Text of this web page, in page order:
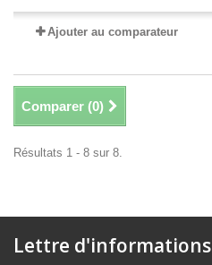
Ajouter au comparateur
Comparer (0)
Résultats 1 - 8 sur 8.
Lettre d'informations